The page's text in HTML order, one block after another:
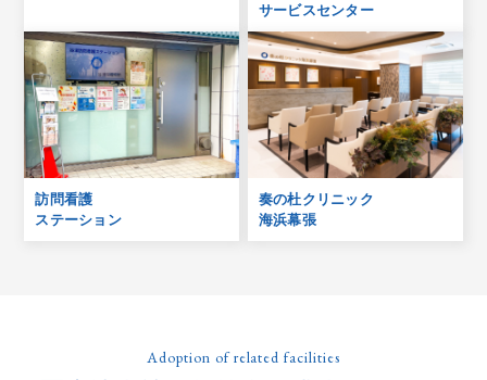
サービスセンター
訪問看護
ステーション
奏の杜クリニック
海浜幕張
Adoption of related facilities